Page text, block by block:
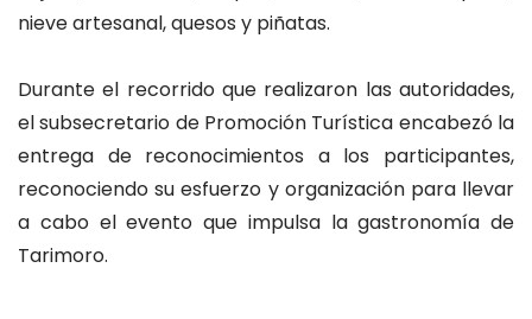
nieve artesanal, quesos y piñatas.
Durante el recorrido que realizaron las autoridades,
el subsecretario de Promoción Turística encabezó la
entrega de reconocimientos a los participantes,
reconociendo su esfuerzo y organización para llevar
a cabo el evento que impulsa la gastronomía de
Tarimoro.